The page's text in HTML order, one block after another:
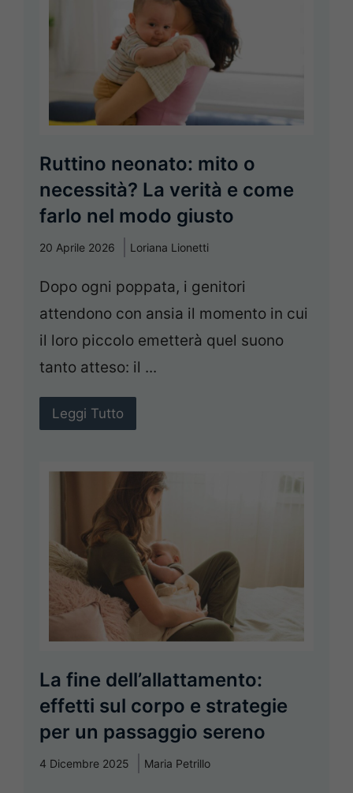
Ruttino neonato: mito o
necessità? La verità e come
farlo nel modo giusto
20 Aprile 2026 Loriana Lionetti
Dopo ogni poppata, i genitori
attendono con ansia il momento in cui
il loro piccolo emetterà quel suono
tanto atteso: il ...
Leggi Tutto
La fine dell’allattamento:
effetti sul corpo e strategie
per un passaggio sereno
4 Dicembre 2025 Maria Petrillo